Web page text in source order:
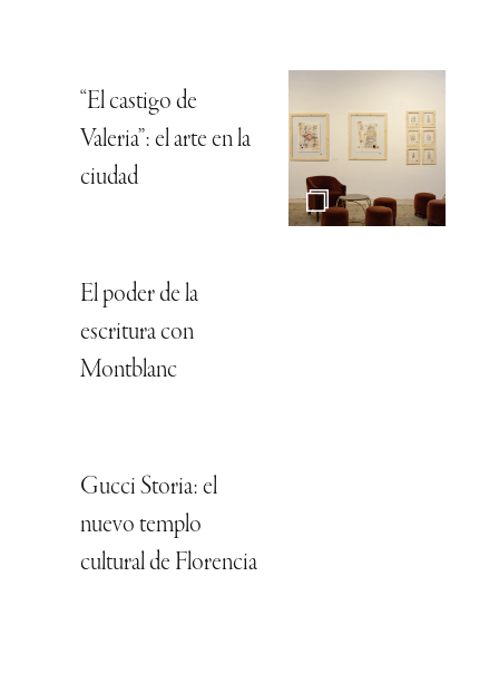
“El castigo de
Valeria”: el arte en la
ciudad
El poder de la
escritura con
Montblanc
Gucci Storia: el
nuevo templo
cultural de Florencia